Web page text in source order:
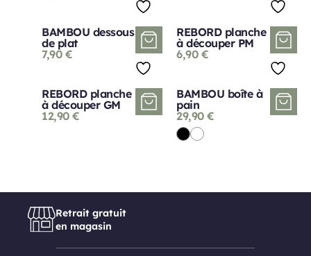
BAMBOU dessous
de plat
7,90 €
REBORD planche
à découper PM
6,90 €
REBORD planche
à découper GM
12,90 €
BAMBOU boîte à
pain
29,90 €
Retrait gratuit
en magasin